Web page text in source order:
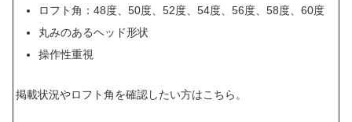
ロフト角：48度、50度、52度、54度、56度、58度、60度
丸みのあるヘッド形状
操作性重視
掲載状況やロフト角を確認したい方はこちら。